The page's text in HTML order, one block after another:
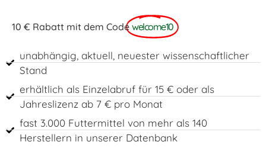
10 € Rabatt mit dem Code welcome10
unabhängig, aktuell, neuester wissenschaftlicher
Stand
erhältlich als Einzelabruf für 15 € oder als
Jahreslizenz ab 7 € pro Monat
fast 3.000 Futtermittel von mehr als 140
Herstellern in unserer Datenbank